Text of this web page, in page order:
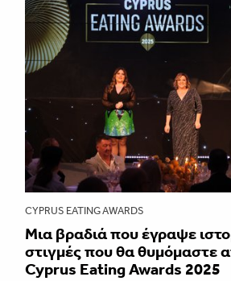
CYPRUS EATING AWARDS
Μια βραδιά που έγραψε
στιγμές που θα θυμόμαστε
Cyprus Eating Awards 2025